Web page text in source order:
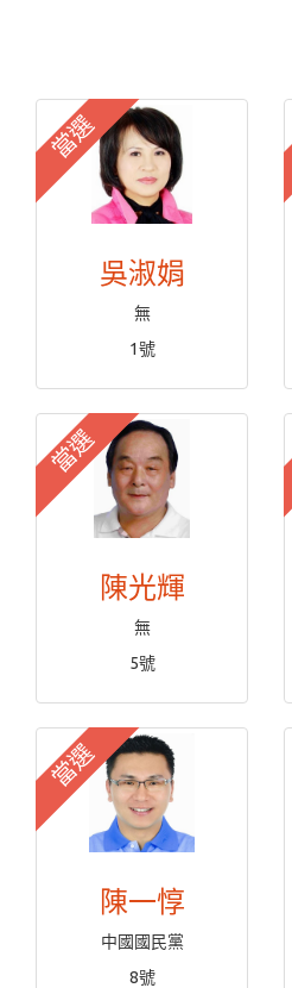
當選
吳淑娟
無
1號
當選
陳光輝
無
5號
當選
陳一惇
中國國民黨
8號